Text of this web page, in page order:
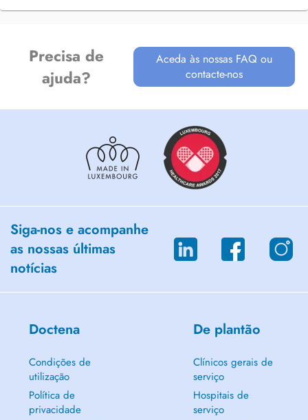
Precisa de
ajuda?
Aceda às nossas FAQ ou
contacte-nos
Siga-nos e acompanhe
as nossas últimas
notícias
Doctena
Condições de
utilização
Política de
privacidade
De plantão
Clínicos gerais de
serviço
Hospitais de
serviço